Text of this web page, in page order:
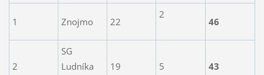
1 Znojmo 22
2
46
2
SG
Ludníka
19 5 43